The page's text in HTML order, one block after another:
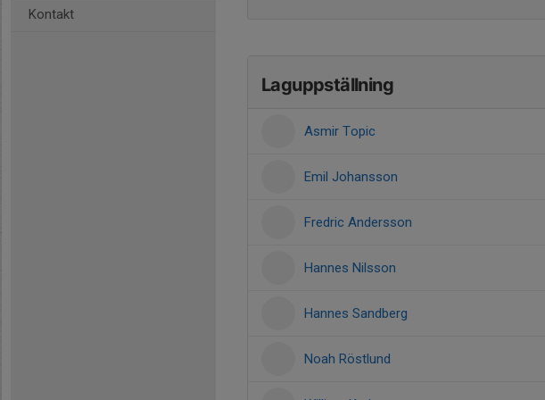
Kontakt
Laguppställning
Asmir Topic
Emil Johansson
Fredric Andersson
Hannes Nilsson
Hannes Sandberg
Noah Röstlund